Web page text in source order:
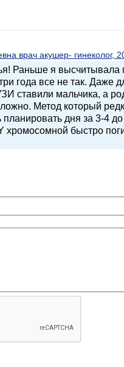
врач акушер- гинеколог,
Раньше я высчитывала
года все не так. Даже
ставили мальчика, а
Метод который
дня за 3-4
хромосомной быстро